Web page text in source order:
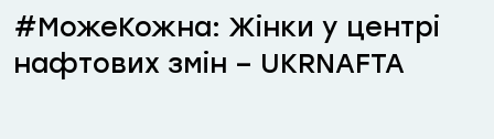
#МожеКожна: Жінки у центрі
нафтових змін – UKRNAFTA